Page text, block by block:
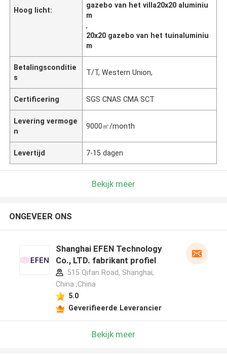
Hoog licht:
gazebo van het villa20x20 aluminiu
m
,
20x20 gazebo van het tuinaluminiu
m
Betalingsconditie
s
T/T, Western Union,
Certificering SGS CNAS CMA SCT
Levering vermoge
n
9000㎡/month
Levertijd 7-15 dagen
Bekijk meer
ONGEVEER ONS
Shanghai EFEN Technology
Co., LTD. fabrikant profiel
515 Qifan Road, Shanghai,
China ,China
5.0
Geverifieerde Leverancier
Bekijk meer